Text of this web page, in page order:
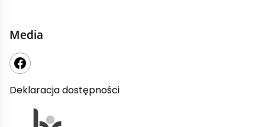
Media
Deklaracja dostępności